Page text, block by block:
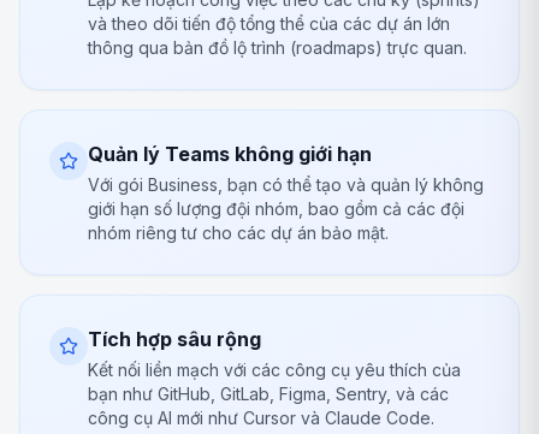
và theo dõi tiến độ tổng thể của các dự án lớn
thông qua bản đồ lộ trình (roadmaps) trực quan.
Quản lý Teams không giới hạn
Với gói Business, bạn có thể tạo và quản lý không
giới hạn số lượng đội nhóm, bao gồm cả các đội
nhóm riêng tư cho các dự án bảo mật.
Tích hợp sâu rộng
Kết nối liền mạch với các công cụ yêu thích của
bạn như GitHub, GitLab, Figma, Sentry, và các
công cụ AI mới như Cursor và Claude Code.